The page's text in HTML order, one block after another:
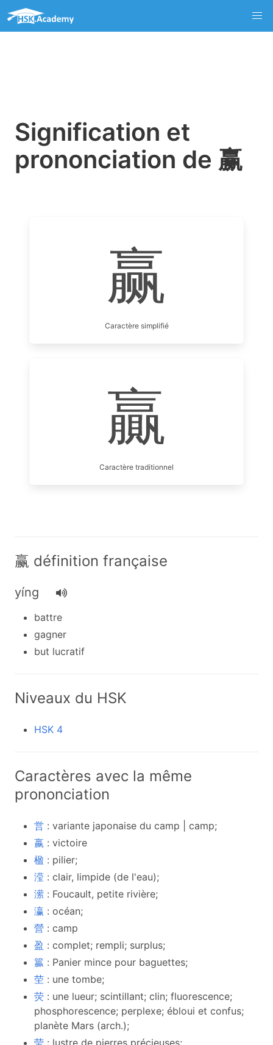
Signification et
prononciation de 赢
赢
Caractère simplifié
贏
Caractère traditionnel
赢 définition française
yíng
battre
gagner
but lucratif
Niveaux du HSK
HSK 4
Caractères avec la même
prononciation
営 : variante japonaise du camp | camp;
嬴 : victoire
楹 : pilier;
滢 : clair, limpide (de l'eau);
潆 : Foucault, petite rivière;
瀛 : océan;
營 : camp
盈 : complet; rempli; surplus;
籯 : Panier mince pour baguettes;
茔 : une tombe;
荧 : une lueur; scintillant; clin; fluorescence;
phosphorescence; perplexe; ébloui et confus;
planète Mars (arch.);
莹 : lustre de pierres précieuses;